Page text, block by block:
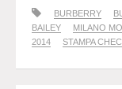
BURBERRY
BAILEY
MILANO
2014
STAMPA